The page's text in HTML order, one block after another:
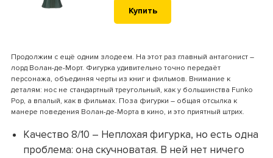
Купить
Продолжим с ещё одним злодеем. На этот раз главный антагонист –
лорд Волан-де-Морт. Фигурка удивительно точно передаёт
персонажа, объединяя черты из книг и фильмов. Внимание к
деталям: нос не стандартный треугольный, как у большинства Funko
Pop, а впалый, как в фильмах. Поза фигурки – общая отсылка к
манере поведения Волан-де-Морта в кино, и это приятный штрих.
Качество 8/10 – Неплохая фигурка, но есть одна
проблема: она скучноватая. В ней нет ничего